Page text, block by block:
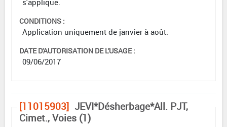
s'applique.
CONDITIONS :
Application uniquement de janvier à août.
DATE D'AUTORISATION DE L'USAGE :
09/06/2017
[11015903] JEVI*Désherbage*All. PJT,
Cimet., Voies (1)